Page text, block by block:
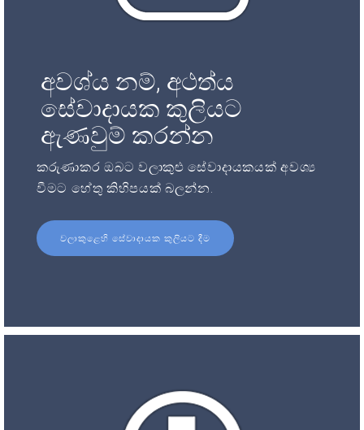
අවශ්ය නම්, අථත්ය
සේවාදායක කුලියට
ඇණවුම් කරන්න
කරුණාකර ඔබට වලාකුළු සේවාදායකයක් අවශ්‍ය
වීමට හේතු කිහිපයක් බලන්න.
වලාකුළෙහි සේවාදායක කුලියට දීම